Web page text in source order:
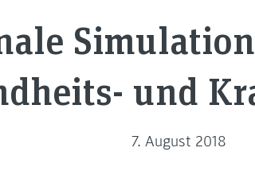
und
7. August 2018